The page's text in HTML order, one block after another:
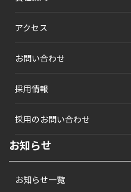
アクセス
お問い合わせ
採用情報
採用のお問い合わせ
お知らせ
お知らせ一覧